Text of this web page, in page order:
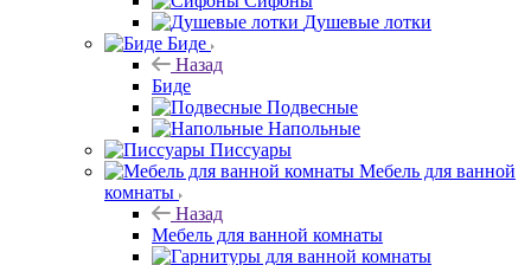
Душевые лотки
Биде
Назад
Биде
Подвесные
Напольные
Писсуары
Мебель для ванной
комнаты
Назад
Мебель для ванной комнаты